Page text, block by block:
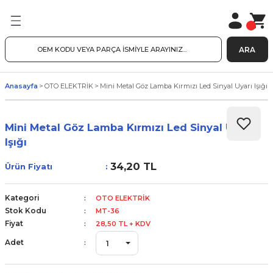
ARA
Anasayfa OTO ELEKTRİK Mini Metal Göz Lamba Kırmızı Led Sinyal Uyarı Işığı
Mini Metal Göz Lamba Kırmızı Led Sinyal Uyarı
Işığı
Ürün Fiyatı 34,20 TL
Kategori OTO ELEKTRİK
Stok Kodu MT-36
Fiyat 28,50 TL + KDV
Adet